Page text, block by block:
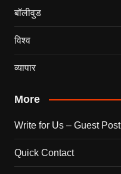
बॉलीवुड
विश्व
व्यापार
More
Write for Us – Guest Post
Quick Contact